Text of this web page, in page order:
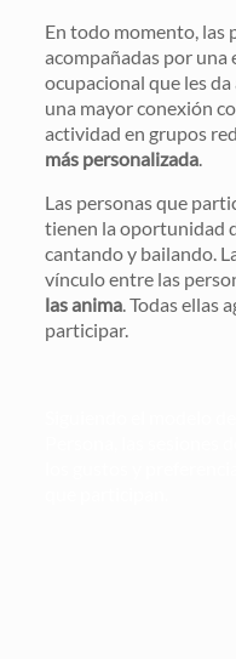
En todo momento, las
acompañadas por una
ocupacional que les
una mayor conexión
actividad en grupos
más personalizada.
Las personas que
tienen la oportunidad
cantando y bailando.
vínculo entre las
las anima. Todas ellas
participar.